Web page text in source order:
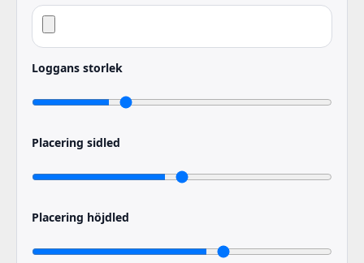
Loggans storlek
Placering sidled
Placering höjdled